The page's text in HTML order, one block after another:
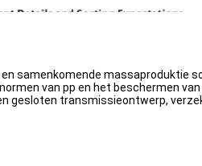
samenkomende massaproduktie
van pp en het beschermen
gesloten transmissieontwerp,